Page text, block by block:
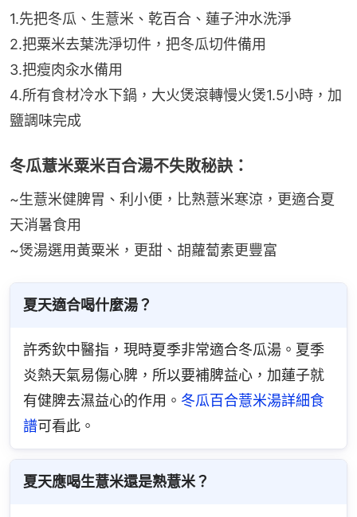
1.先把冬瓜、生薏米、乾百合、蓮子沖水洗淨
2.把粟米去葉洗淨切件，把冬瓜切件備用
3.把瘦肉汆水備用
4.所有食材冷水下鍋，大火煲滾轉慢火煲1.5小時，加
鹽調味完成
冬瓜薏米粟米百合湯不失敗秘訣：
~生薏米健脾胃、利小便，比熟薏米寒涼，更適合夏
天消暑食用
~煲湯選用黃粟米，更甜、胡蘿蔔素更豐富
夏天適合喝什麼湯？
許秀欽中醫指，現時夏季非常適合冬瓜湯。夏季
炎熱天氣易傷心脾，所以要補脾益心，加蓮子就
有健脾去濕益心的作用。 冬瓜百合薏米湯詳細食
譜可看此。
夏天應喝生薏米還是熟薏米？